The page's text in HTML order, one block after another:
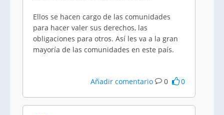
Ellos se hacen cargo de las comunidades
para hacer valer sus derechos, las
obligaciones para otros. Así les va a la gran
mayoría de las comunidades en este país.
Añadir comentario 0 0